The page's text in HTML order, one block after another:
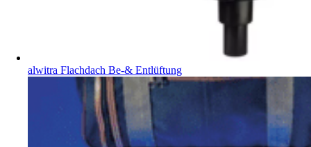
alwitra Flachdach Be-& Entlüftung